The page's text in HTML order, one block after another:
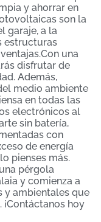
y ahorrar en
son la
garaje, a la
estructuras
una
disfrutar de
Además,
medio ambiente
en todas las
electrónicos al
sin batería,
con
de energía
pienses más.
pérgola
y comienza a
y ambientales que
hoy